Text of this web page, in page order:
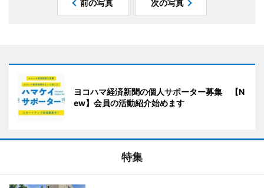
前の写真 次の写真
ヨコハマ経済新聞の個人サポーター募集 【N
ew】会員の活動紹介始めます
特集